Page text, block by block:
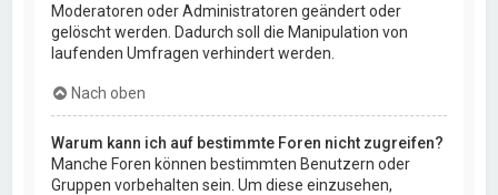
Moderatoren oder Administratoren geändert oder
gelöscht werden. Dadurch soll die Manipulation von
laufenden Umfragen verhindert werden.
Nach oben
Warum kann ich auf bestimmte Foren nicht zugreifen?
Manche Foren können bestimmten Benutzern oder
Gruppen vorbehalten sein. Um diese einzusehen,